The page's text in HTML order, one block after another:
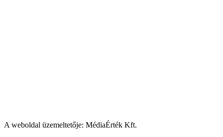
A weboldal üzemeltetője: MédiaÉrték Kft.